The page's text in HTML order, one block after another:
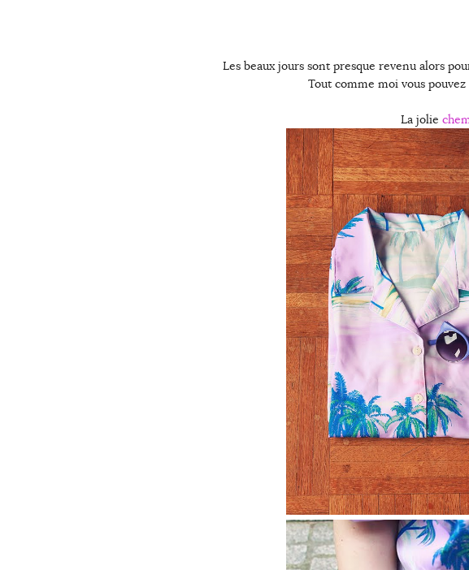
Les beaux jours sont presque revenu alors
Tout comme moi vous
La jolie